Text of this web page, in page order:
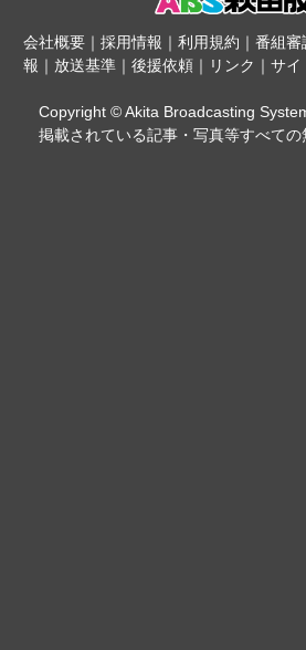
会社概要｜ 採用情報 ｜ 利用規約 ｜ 番組審
報 ｜ 放送基準 ｜ 後援依頼 ｜ リンク ｜ サイ
Copyright © Akita Broadcasting
掲載されている記事・写真等すべての